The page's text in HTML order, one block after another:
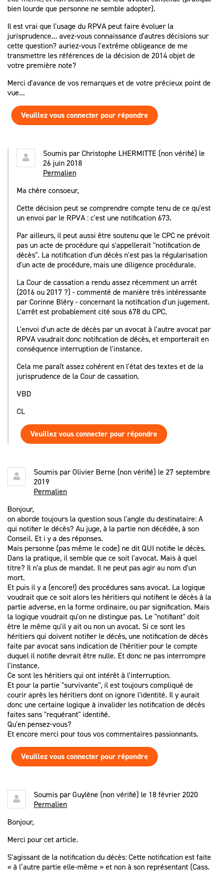
bien lourde que personne ne semble adopter).
Il est vrai que l'usage du RPVA peut faire évoluer la
jurisprudence... avez-vous connaissance d'autres décisions sur
cette question? auriez-vous l'extrême obligeance de me
transmettre les références de la décision de 2014 objet de
votre première note?
Merci d'avance de vos remarques et de votre précieux point de
vue...
Veuillez vous connecter pour répondre
Soumis parChristophe LHERMITTE (non vérifié) le
26 juin 2018
Permalien
Ma chère consoeur,
Cette décision peut se comprendre compte tenu de ce qu'est
un envoi par le RPVA : c'est une notification 673.
Par ailleurs, il peut aussi être soutenu que le CPC ne prévoit
pas un acte de procédure qui s'appellerait "notification de
décès". La notification d'un décès n'est pas la régularisation
d'un acte de procédure, mais une diligence procédurale.
La Cour de cassation a rendu assez récemment un arrêt
(2016 ou 2017 ?) - commenté de manière très intéressante
par Corinne Bléry - concernant la notification d'un jugement.
L'arrêt est probablement cité sous 678 du CPC.
L'envoi d'un acte de décès par un avocat à l'autre avocat par
RPVA vaudrait donc notification de décès, et emporterait en
conséquence interruption de l'instance.
Cela me paraît assez cohérent en l'état des textes et de la
jurisprudence de la Cour de cassation.
VBD
CL
Veuillez vous connecter pour répondre
Soumis parOlivier Berne (non vérifié) le 27 septembre
2019
Permalien
Bonjour,
on aborde toujours la question sous l'angle du destinataire: A
qui notifier le décès? Au juge, à la partie non décédée, à son
Conseil. Et i y a des réponses.
Mais personne (pas même le code) ne dit QUI notifie le décès.
Dans la pratique, il semble que ce soit l'avocat. Mais à quel
titre? Il n'a plus de mandat. Il ne peut pas agir au nom d'un
mort.
Et puis il y a (encore!) des procédures sans avocat. La logique
voudrait que ce soit alors les héritiers qui notifient le décès à la
partie adverse, en la forme ordinaire, ou par signification. Mais
la logique voudrait qu'on ne distingue pas. Le "notifiant" doit
être le même qu'il y ait ou non un avocat. Si ce sont les
héritiers qui doivent notifier le décès, une notification de décès
faite par avocat sans indication de l'héritier pour le compte
duquel il notifie devrait être nulle. Et donc ne pas interrompre
l'instance.
Ce sont les héritiers qui ont intérêt à l'interruption.
Et pour la partie "survivante", il est toujours compliqué de
courir après les héritiers dont on ignore l'identité. Il y aurait
donc une certaine logique à invalider les notification de décès
faites sans "requérant" identifié.
Qu'en pensez-vous?
Et encore merci pour tous vos commentaires passionnants.
Veuillez vous connecter pour répondre
Soumis parGuylène (non vérifié) le 18 février 2020
Permalien
Bonjour,
Merci pour cet article.
S'agissant de la notification du décès: Cette notification est faite
« à l’autre partie elle-même » et non à son représentant (Cass.